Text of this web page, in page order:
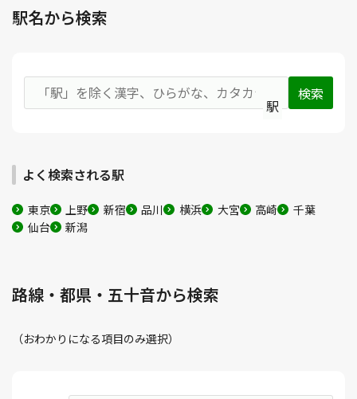
駅名から検索
駅
よく検索される駅
東京 上野 新宿 品川 横浜 大宮 高崎
千葉
仙台
新潟
路線・都県・五十音から検索
（おわかりになる項目のみ選択）